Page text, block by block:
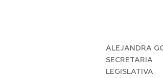
ALEJANDRA
SECRETARIA
LEGISLATIVA